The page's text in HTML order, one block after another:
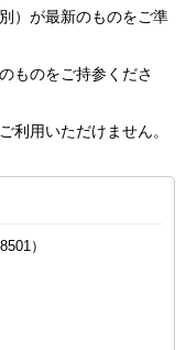
）が最新のものをご準
ものをご持参くださ
利用いただけません。
）